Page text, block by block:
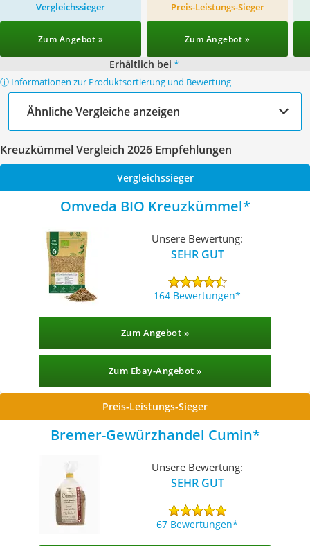
Vergleichssieger
Zum Angebot »
Preis-Leistungs-Sieger
Zum Angebot »
Erhältlich bei *
ⓘ Informationen zur Produktsortierung und Bewertung
Ähnliche Vergleiche anzeigen
Kreuzkümmel Vergleich 2026 Empfehlungen
Vergleichssieger
Omveda BIO Kreuzkümmel
Unsere Bewertung:
SEHR GUT
164 Bewertungen
Zum Angebot »
Zum Ebay-Angebot »
Preis-Leistungs-Sieger
Bremer-Gewürzhandel Cumin
Unsere Bewertung:
SEHR GUT
67 Bewertungen